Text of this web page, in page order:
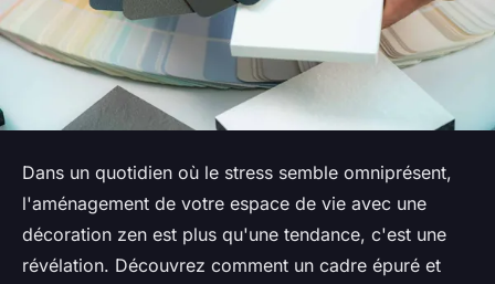
Dans un quotidien où le stress semble omniprésent,
l'aménagement de votre espace de vie avec une
décoration zen est plus qu'une tendance, c'est une
révélation. Découvrez comment un cadre épuré et